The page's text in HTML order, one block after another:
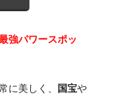
強パワースポッ
に美しく、 国宝や